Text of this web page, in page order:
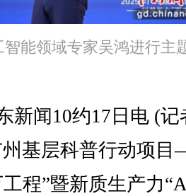
智能领域专家吴鸿进行主
闻10约17日电 (记
州基层科普行动项
程”暨新质生产力